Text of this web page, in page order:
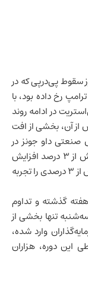
سقوط پی‌درپی که در
رخ داده بود، با
در ادامه روند
از آن، بخشی از افت
صنعتی داو جونز در
معاملات ابتدایی بیش از ۱۲۰۰ واحد، معادل بیش از ۳ درصد افزایش
یافت. شاخص‌های S&P 500 و نزدک نیز رشد بیش از ۳ درصدی را تجربه
گذشته و تداوم
تنها بخشی از
وارد شده،
این دوره، هزاران